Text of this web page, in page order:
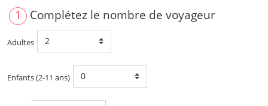
1 Complétez le nombre de voyageur
Adultes
Enfants (2-11 ans)